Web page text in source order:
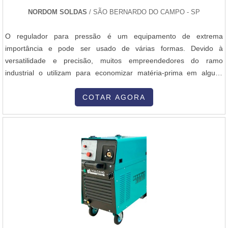
NORDOM SOLDAS / SÃO BERNARDO DO CAMPO - SP
O regulador para pressão é um equipamento de extrema
importância e pode ser usado de várias formas. Devido à
versatilidade e precisão, muitos empreendedores do ramo
industrial o utilizam para economizar matéria-prima em alguns
diversos.Diversas empresas da indústria e construção civil utilizam
o regulador de pressão em maquinários e, como foi mencionado
COTAR AGORA